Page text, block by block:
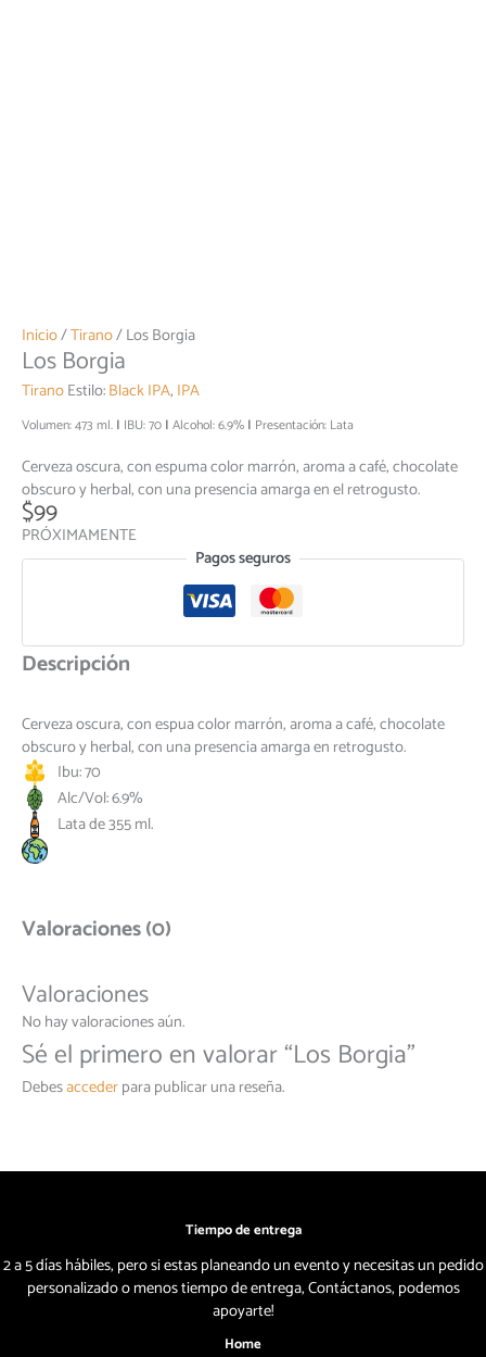
Inicio/Tirano/ Los Borgia
Los Borgia
TiranoEstilo:Black IPA, IPA
Volumen: 473 ml. IBU: 70 Alcohol: 6.9% Presentación: Lata
Cerveza oscura, con espuma color marrón, aroma a café, chocolate
obscuro y herbal, con una presencia amarga en el retrogusto.
$99
PRÓXIMAMENTE
Pagos seguros
Descripción
Cerveza oscura, con espua color marrón, aroma a café, chocolate
obscuro y herbal, con una presencia amarga en retrogusto.
Ibu: 70
Alc/Vol: 6.9%
Lata de 355 ml.
Valoraciones (0)
Valoraciones
No hay valoraciones aún.
Sé el primero en valorar “Los Borgia”
Debesaccederpara publicar una reseña.
Tiempo de entrega
2 a 5 días hábiles, pero si estas planeando un evento y necesitas un pedido
personalizado o menos tiempo de entrega, Contáctanos, podemos
apoyarte!
Home